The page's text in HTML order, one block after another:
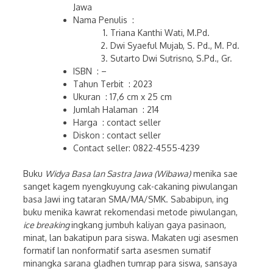
Jawa
Nama Penulis :
Triana Kanthi Wati, M.Pd.
Dwi Syaeful Mujab, S. Pd., M. Pd.
Sutarto Dwi Sutrisno, S.Pd., Gr.
ISBN : –
Tahun Terbit : 2023
Ukuran : 17,6 cm x 25 cm
Jumlah Halaman : 214
Harga : contact seller
Diskon : contact seller
Contact seller: 0822-4555-4239
Buku Widya Basa lan Sastra Jawa (Wibawa)menika sae
sanget kagem nyengkuyung cak-cakaning piwulangan
basa Jawi ing tataran SMA/MA/SMK. Sababipun, ing
buku menika kawrat rekomendasi metode piwulangan,
ice breakingingkang jumbuh kaliyan gaya pasinaon,
minat, lan bakatipun para siswa. Makaten ugi asesmen
formatif lan nonformatif sarta asesmen sumatif
minangka sarana gladhen tumrap para siswa, sansaya